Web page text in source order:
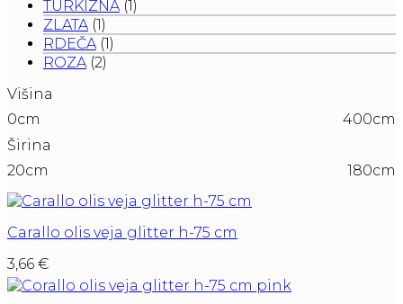
TURKIZNA (1)
ZLATA (1)
RDEČA (1)
ROZA (2)
Višina
0cm
400cm
Širina
20cm
180cm
Carallo olis veja glitter h-75 cm
3,66 €